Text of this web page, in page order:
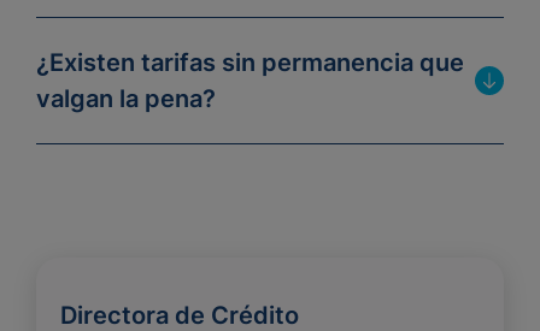
¿Existen tarifas sin permanencia que
valgan la pena?
Directora de Crédito